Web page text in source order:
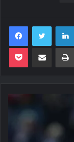
FacebookTwitter
Pocket Compartilhar via e-mail